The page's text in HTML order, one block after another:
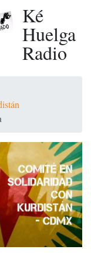
Ké
Huelga
Radio